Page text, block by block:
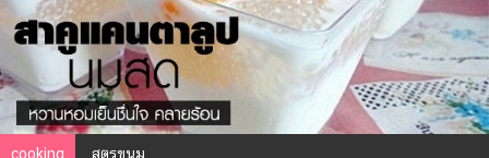
ข่าว
ข่าว
บันเทิง
ตรวจ
cooking สูตรขนม